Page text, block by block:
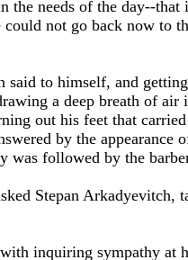
the needs of the day--
not go back now to
said to himself, and
a deep breath of air
out his feet that
by the
was followed by the
Stepan Arkadyevitch,
inquiring sympathy at